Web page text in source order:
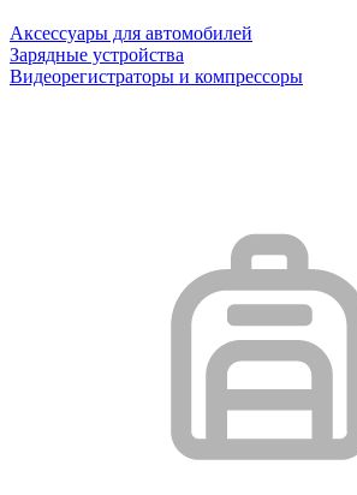
Аксессуары для автомобилей
Зарядные устройства
Видеорегистраторы и компрессоры